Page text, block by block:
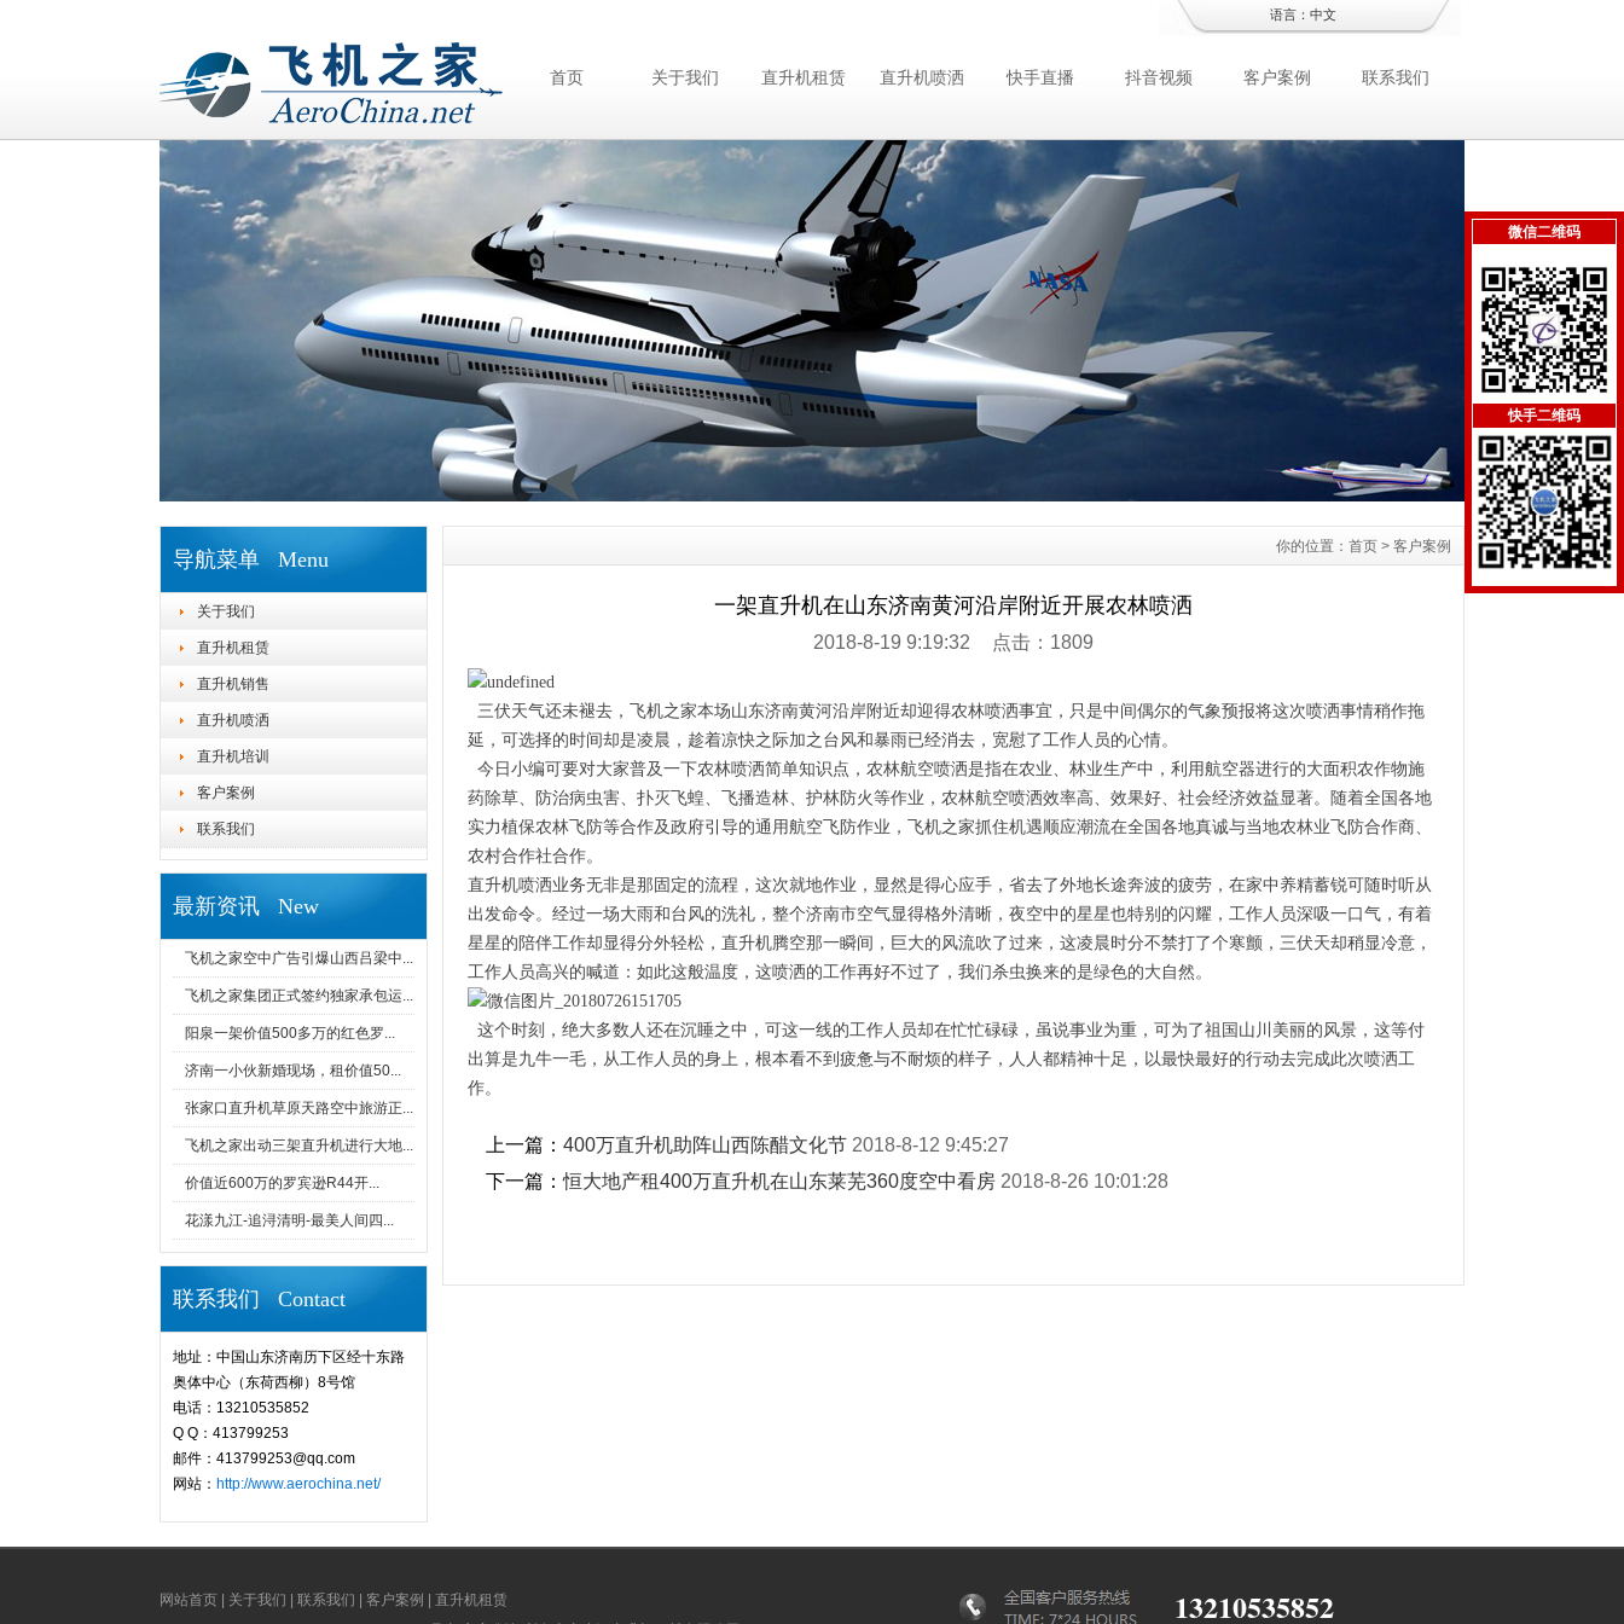
语言： 中文
首页 关于我们 直升机租赁 直升机喷洒 快手直播 抖音视频 客户案例 联系我们
导航菜单 Menu
关于我们
直升机租赁
直升机销售
直升机喷洒
直升机培训
客户案例
联系我们
最新资讯 New
飞机之家空中广告引爆山西吕梁中...
飞机之家集团正式签约独家承包运...
阳泉一架价值500多万的红色罗...
济南一小伙新婚现场，租价值50...
张家口直升机草原天路空中旅游正...
飞机之家出动三架直升机进行大地...
价值近600万的罗宾逊R44开...
花漾九江-追浔清明-最美人间四...
联系我们 Contact
地址：中国山东济南历下区经十东路
奥体中心（东荷西柳）8号馆
电话：13210535852
Q Q：413799253
邮件：413799253@qq.com
网站： http://www.aerochina.net/
你的位置： 首页 > 客户案例
一架直升机在山东济南黄河沿岸附近开展农林喷洒
2018-8-19 9:19:32 点击：1809
三伏天气还未褪去，飞机之家本场山东济南黄河沿岸附近却迎得农林喷洒事宜，只是中间偶尔的气象预报将这次喷洒事情稍作拖
延，可选择的时间却是凌晨，趁着凉快之际加之台风和暴雨已经消去，宽慰了工作人员的心情。
今日小编可要对大家普及一下农林喷洒简单知识点，农林航空喷洒是指在农业、林业生产中，利用航空器进行的大面积农作物施
药除草、防治病虫害、扑灭飞蝗、飞播造林、护林防火等作业，农林航空喷洒效率高、效果好、社会经济效益显著。随着全国各地
实力植保农林飞防等合作及政府引导的通用航空飞防作业，飞机之家抓住机遇顺应潮流在全国各地真诚与当地农林业飞防合作商、
农村合作社合作。
直升机喷洒业务无非是那固定的流程，这次就地作业，显然是得心应手，省去了外地长途奔波的疲劳，在家中养精蓄锐可随时听从
出发命令。经过一场大雨和台风的洗礼，整个济南市空气显得格外清晰，夜空中的星星也特别的闪耀，工作人员深吸一口气，有着
星星的陪伴工作却显得分外轻松，直升机腾空那一瞬间，巨大的风流吹了过来，这凌晨时分不禁打了个寒颤，三伏天却稍显冷意，
工作人员高兴的喊道：如此这般温度，这喷洒的工作再好不过了，我们杀虫换来的是绿色的大自然。
这个时刻，绝大多数人还在沉睡之中，可这一线的工作人员却在忙忙碌碌，虽说事业为重，可为了祖国山川美丽的风景，这等付
出算是九牛一毛，从工作人员的身上，根本看不到疲惫与不耐烦的样子，人人都精神十足，以最快最好的行动去完成此次喷洒工
作。
上一篇： 400万直升机助阵山西陈醋文化节 2018-8-12 9:45:27
下一篇：恒大地产租400万直升机在山东莱芜360度空中看房 2018-8-26 10:01:28
网站首页 关于我们 联系我们 客户案例
直升机租赁
13210535852
微信二维码
快手二维码